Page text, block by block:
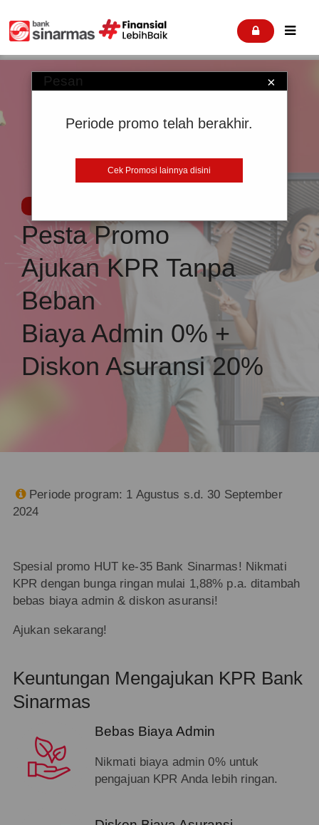
 
Pesta Promo
Ajukan KPR Tanpa
Beban
Biaya Admin 0% +
Diskon Asuransi 20%
 Periode program: 1 Agustus s.d. 30 September
2024
Spesial promo HUT ke-35 Bank Sinarmas! Nikmati
KPR dengan bunga ringan mulai 1,88% p.a. ditambah
bebas biaya admin & diskon asuransi!
Ajukan sekarang!
Keuntungan Mengajukan KPR Bank
Sinarmas
Bebas Biaya Admin
Nikmati biaya admin 0% untuk
pengajuan KPR Anda lebih ringan.
×
Pesan
Periode promo telah berakhir.
Cek Promosi lainnya disini